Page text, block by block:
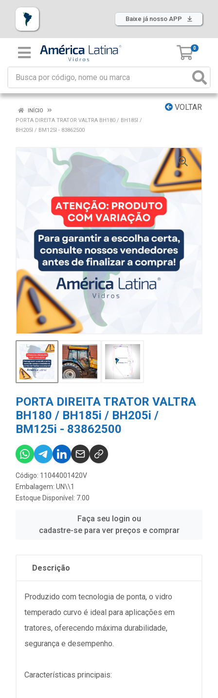
Baixe já nosso APP
0
VOLTAR
INÍCIO
PORTA DIREITA TRATOR VALTRA BH180 / BH185I /
BH205I / BM125I - 83862500
PORTA DIREITA TRATOR VALTRA
BH180 / BH185i / BH205i /
BM125i - 83862500
Código: 11044001420V
Embalagem: UN\\1
Estoque Disponível: 7.00
Faça seu login ou
cadastre-se para ver preços e comprar
Descrição
Produzido com tecnologia de ponta, o vidro
temperado curvo é ideal para aplicações em
tratores, oferecendo máxima durabilidade,
segurança e desempenho.
Características principais: